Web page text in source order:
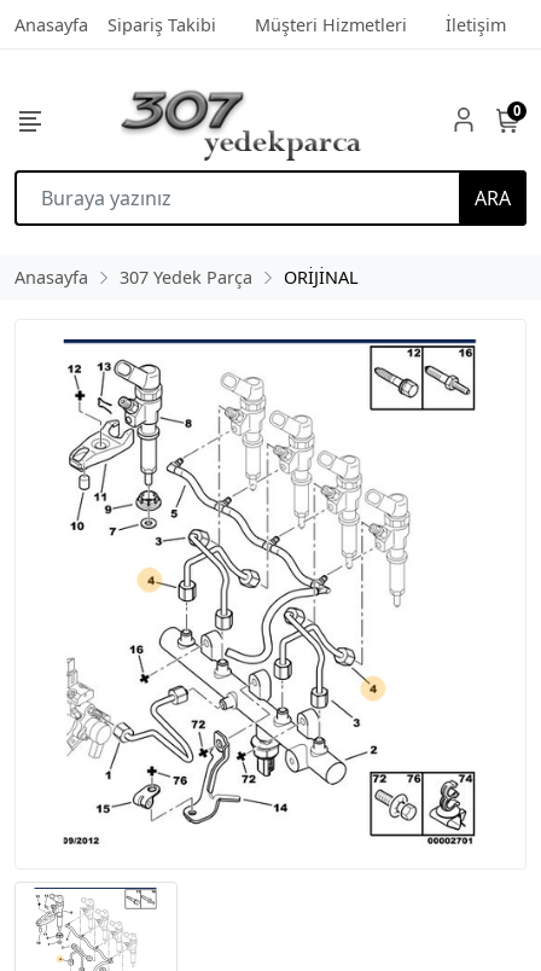
Anasayfa Sipariş Takibi Müşteri Hizmetleri İletişim
ARA
0
Anasayfa 307 Yedek Parça ORİJİNAL